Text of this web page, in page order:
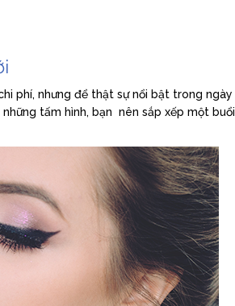
phí, nhưng để thật sự nổi bật trong ngày
tấm hình, bạn nên sắp xếp một buổi